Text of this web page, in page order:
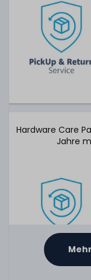
Hardware Care
Jahre